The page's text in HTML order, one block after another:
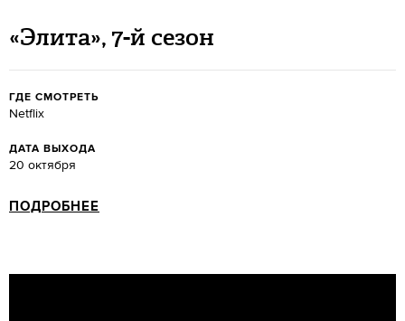
«Элита», 7-й сезон
ГДЕ СМОТРЕТЬ
Netflix
ДАТА ВЫХОДА
20 октября
ПОДРОБНЕЕ